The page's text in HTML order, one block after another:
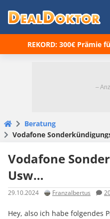
REKORD: 300€
Beratung
Vodafone
Vodafone
Usw…
29.10.2024 Franzalbertus
Hey, also ich habe folgendes